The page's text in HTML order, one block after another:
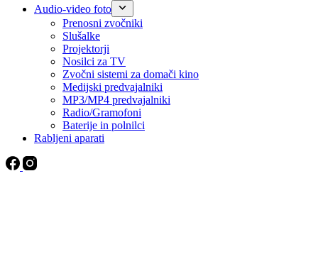
Audio-video foto
Prenosni zvočniki
Slušalke
Projektorji
Nosilci za TV
Zvočni sistemi za domači kino
Medijski predvajalniki
MP3/MP4 predvajalniki
Radio/Gramofoni
Baterije in polnilci
Rabljeni aparati